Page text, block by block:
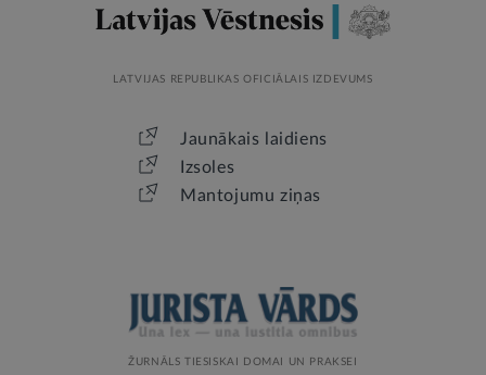
LATVIJAS REPUBLIKAS OFICIĀLAIS IZDEVUMS
Jaunākais laidiens
Izsoles
Mantojumu ziņas
ŽURNĀLS TIESISKAI DOMAI UN PRAKSEI